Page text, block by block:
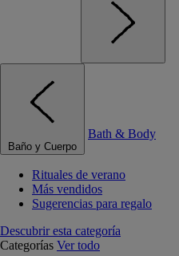
Baño y Cuerpo
Bath & Body
Rituales de verano
Más vendidos
Sugerencias para regalo
Descubrir esta categoría
Categorías Ver todo